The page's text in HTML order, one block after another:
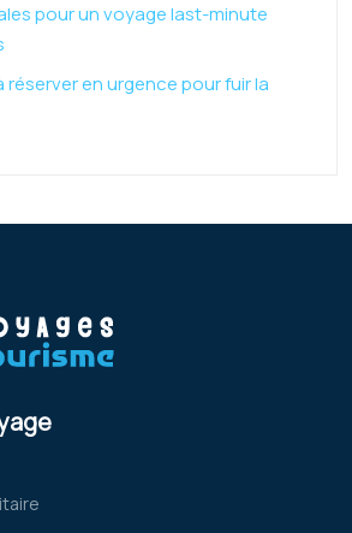
pour un voyage last-minute
réserver en urgence pour fuir la